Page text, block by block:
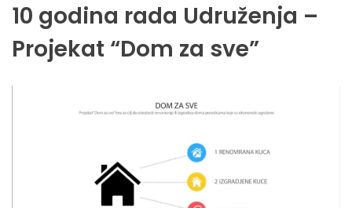
10 godina rada Udruženja –
Projekat “Dom za sve”